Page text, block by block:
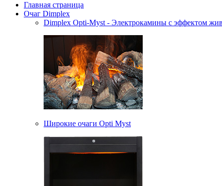
Главная страница
Очаг Dimplex
Dimplex Opti-Myst - Электрокамины с эффектом
Широкие очаги Opti Myst